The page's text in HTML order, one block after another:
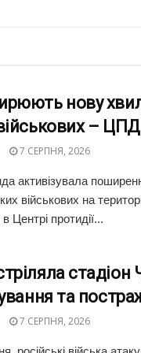
нову
– ЦПД
7 СЕРПНЯ, 2026
активізувала
військових на
Центрі протидії...
та
7 СЕРПНЯ, 2026